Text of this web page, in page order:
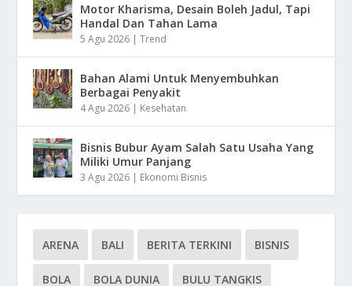
Motor Kharisma, Desain Boleh Jadul, Tapi
Handal Dan Tahan Lama
5 Agu 2026 |Trend
Bahan Alami Untuk Menyembuhkan
Berbagai Penyakit
4 Agu 2026 | Kesehatan
Bisnis Bubur Ayam Salah Satu Usaha Yang
Miliki Umur Panjang
3 Agu 2026 | Ekonomi Bisnis
ARENA BALI BERITA TERKINI BISNIS
BOLA BOLA DUNIA BULU TANGKIS